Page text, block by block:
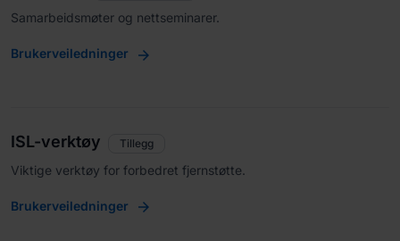
Samarbeidsmøter og nettseminarer.
Brukerveiledninger
ISL-verktøy Tillegg
Viktige verktøy for forbedret fjernstøtte.
Brukerveiledninger